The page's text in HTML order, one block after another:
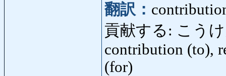
翻訳：
貢献する: こうけ
contribution (to),
(for)